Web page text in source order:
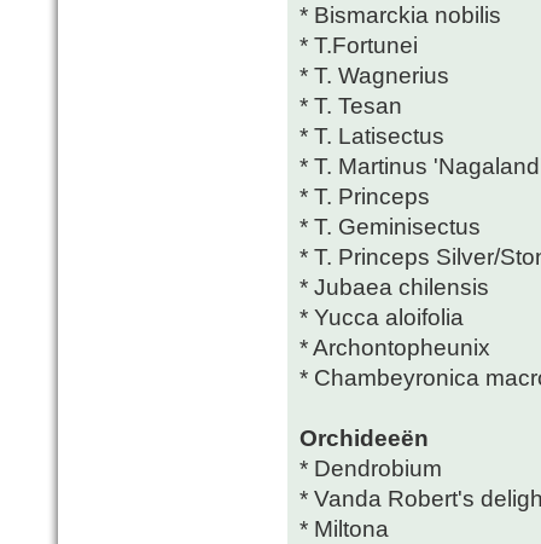
* Bismarckia nobilis
* T.Fortunei
* T. Wagnerius
* T. Tesan
* T. Latisectus
* T. Martinus
* T. Princeps
* T. Geminisectus
* T. Princeps Silver/
* Jubaea chilensis
* Yucca aloifolia
* Archontopheunix
* Chambeyronica
Orchideeën
* Dendrobium
* Vanda Robert's
* Miltona